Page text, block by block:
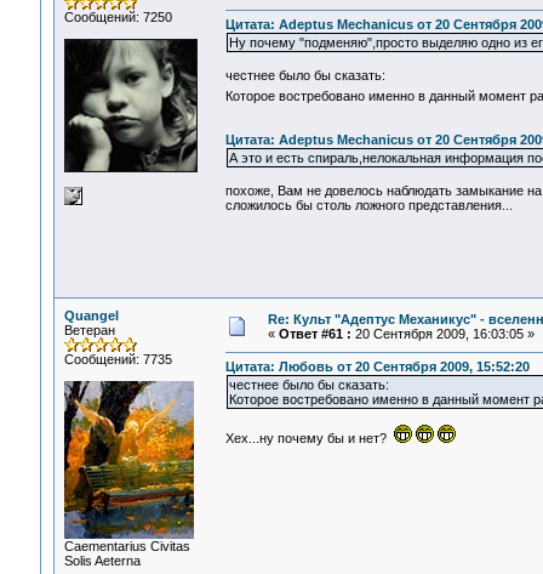
Сообщений: 7250
Цитата: Adeptus Mechanicus от 20 Сентября
Ну почему "подменяю",просто выделяю одно из
честнее было бы сказать:
Которое востребовано именно в данный момент
Цитата: Adeptus Mechanicus от 20 Сентября
А это и есть спираль,нелокальная информация
похоже, Вам не довелось наблюдать замыкание
сложилось бы столь ложного представления...
Quangel
Ветеран
Сообщений: 7735
Сaementarius Civitas
Solis Aeterna
Re: Культ "Адептус Механикус" -
« Ответ #61 : 20 Сентября 2009, 16:03:05 »
Цитата: Любовь от 20 Сентября 2009, 15:52:20
честнее было бы сказать:
Которое востребовано именно в данный момент
Хех...ну почему бы и нет?